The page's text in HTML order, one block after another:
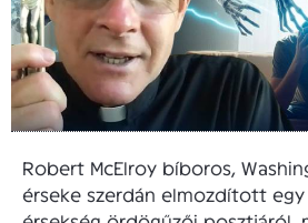
Robert McElroy bíboros,
érseke szerdán elmozdított